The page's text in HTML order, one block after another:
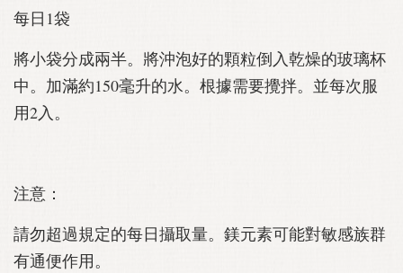
每日1袋
將小袋分成兩半。將沖泡好的顆粒倒入乾燥的玻璃杯
中。加滿約150毫升的水。根據需要攪拌。並每次服
用2入。
注意：
請勿超過規定的每日攝取量。鎂元素可能對敏感族群
有通便作用。